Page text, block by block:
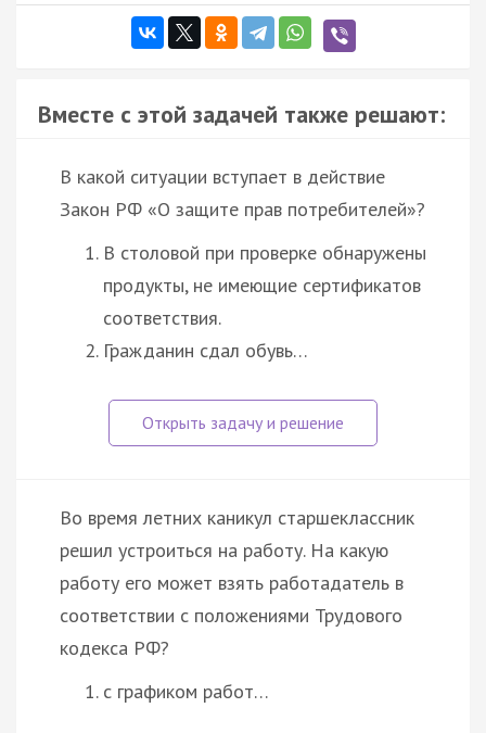
Вместе с этой задачей также решают:
В какой ситуации вступает в действие
Закон РФ «О защите прав потребителей»?
В столовой при проверке обнаружены
продукты, не имеющие сертификатов
соответствия.
Гражданин сдал обувь…
Во время летних каникул старшеклассник
решил устроиться на работу. На какую
работу его может взять работадатель в
соответствии с положениями Трудового
кодекса РФ?
с графиком работ…